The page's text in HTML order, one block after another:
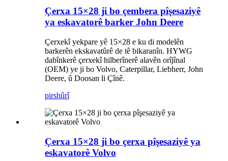
Çerxa 15×28 ji bo çembera pîşesaziyê
ya eskavatorê barker John Deere
Çerxekî yekpare yê 15×28 e ku di modelên
barkerên ekskavatûrê de tê bikaranîn. HYWG
dabînkerê çerxekî hilberînerê alavên orîjînal
(OEM) ye ji bo Volvo, Caterpillar, Liebherr, John
Deere, û Doosan li Çînê.
pirshûrî
Çerxa 15×28 ji bo çerxa pîşesaziyê ya
eskavatorê Volvo